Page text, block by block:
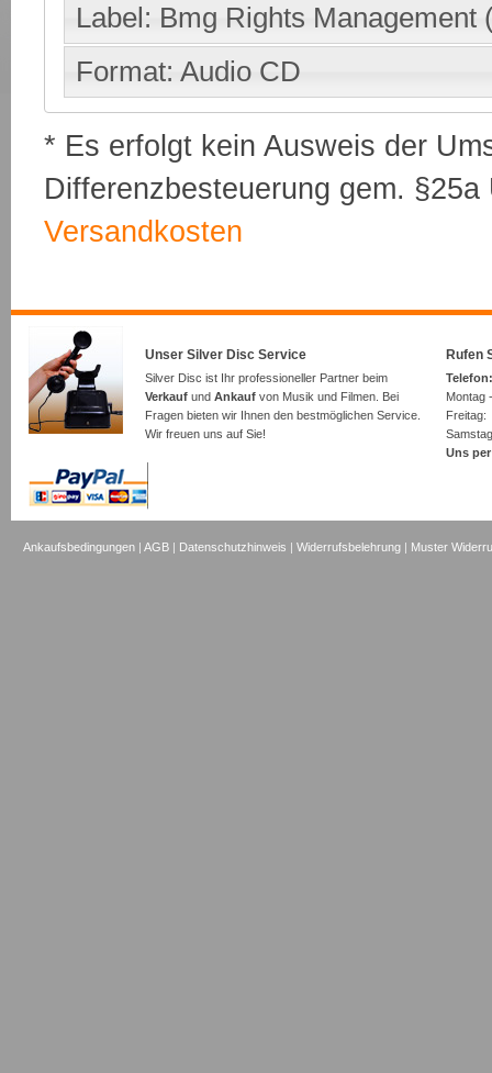
Label: Bmg Rights Management
Format: Audio CD
* Es erfolgt kein Ausweis der
Differenzbesteuerung gem.
Versandkosten
Unser Silver Disc Service
Silver Disc ist Ihr professioneller Partner beim
Verkauf und Ankauf von Musik und Filmen. Bei
Fragen bieten wir Ihnen den bestmöglichen Service.
Wir freuen uns auf Sie!
Rufen
Montag
Uns
Ankaufsbedingungen |AGB | Datenschutzhinweis |Widerrufsbelehrung | Muster